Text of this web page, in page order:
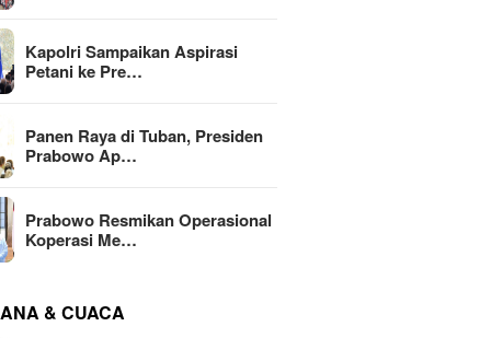
Kapolri Sampaikan Aspirasi
Petani ke Pre…
Panen Raya di Tuban, Presiden
Prabowo Ap…
Prabowo Resmikan Operasional
Koperasi Me…
& CUACA